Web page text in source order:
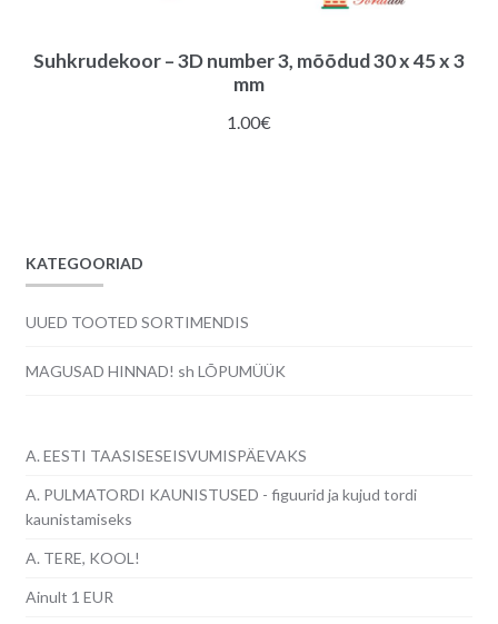
Suhkrudekoor – 3D number 3, mõõdud 30 x 45 x 3
mm
1.00€
KATEGOORIAD
UUED TOOTED SORTIMENDIS
MAGUSAD HINNAD! sh LÕPUMÜÜK
A. EESTI TAASISESEISVUMISPÄEVAKS
A. PULMATORDI KAUNISTUSED - figuurid ja kujud tordi
kaunistamiseks
A. TERE, KOOL!
Ainult 1 EUR